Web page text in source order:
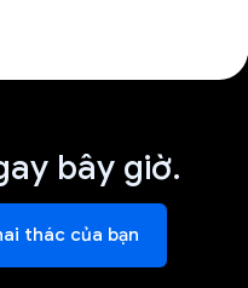
bây giờ.
thác của bạn